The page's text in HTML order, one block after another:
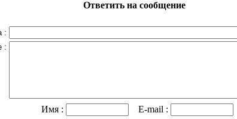
Ответить на сообщение
:
:
Имя : E-mail :